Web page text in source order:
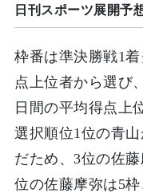
日刊スポーツ展開予
枠番は準決勝戦1
点上位者から選び
日間の平均得点上
選択順位1位の青
だため、3位の佐
位の佐藤摩弥は5